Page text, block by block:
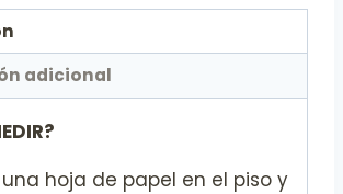
adicional
hoja de papel en el piso y